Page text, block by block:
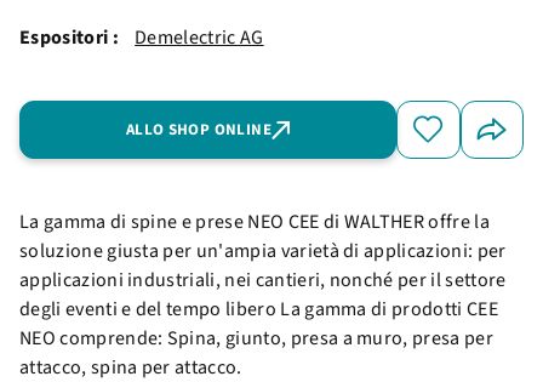
Espositori : Demelectric AG
ALLO SHOP ONLINE
La gamma di spine e prese NEO CEE di WALTHER offre la
soluzione giusta per un'ampia varietà di applicazioni: per
applicazioni industriali, nei cantieri, nonché per il settore
degli eventi e del tempo libero La gamma di prodotti CEE
NEO comprende: Spina, giunto, presa a muro, presa per
attacco, spina per attacco.